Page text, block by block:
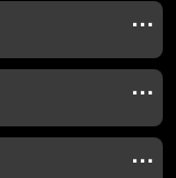
...
...
...